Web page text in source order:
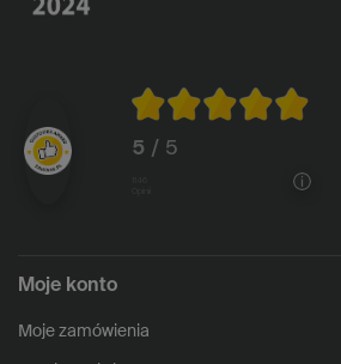
5 / 5
Moje konto
Moje zamówienia